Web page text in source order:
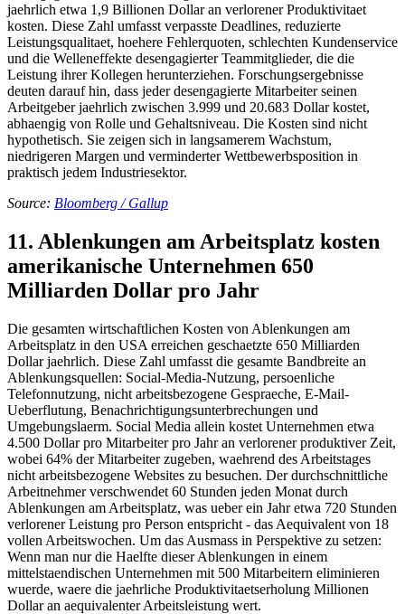
jaehrlich etwa 1,9 Billionen Dollar an verlorener Produktivitaet
kosten. Diese Zahl umfasst verpasste Deadlines, reduzierte
Leistungsqualitaet, hoehere Fehlerquoten, schlechten Kundenservice
und die Welleneffekte desengagierter Teammitglieder, die die
Leistung ihrer Kollegen herunterziehen. Forschungsergebnisse
deuten darauf hin, dass jeder desengagierte Mitarbeiter seinen
Arbeitgeber jaehrlich zwischen 3.999 und 20.683 Dollar kostet,
abhaengig von Rolle und Gehaltsniveau. Die Kosten sind nicht
hypothetisch. Sie zeigen sich in langsamerem Wachstum,
niedrigeren Margen und verminderter Wettbewerbsposition in
praktisch jedem Industriesektor.
Source: Bloomberg / Gallup
11. Ablenkungen am Arbeitsplatz kosten
amerikanische Unternehmen 650
Milliarden Dollar pro Jahr
Die gesamten wirtschaftlichen Kosten von Ablenkungen am
Arbeitsplatz in den USA erreichen geschaetzte 650 Milliarden
Dollar jaehrlich. Diese Zahl umfasst die gesamte Bandbreite an
Ablenkungsquellen: Social-Media-Nutzung, persoenliche
Telefonnutzung, nicht arbeitsbezogene Gespraeche, E-Mail-
Ueberflutung, Benachrichtigungsunterbrechungen und
Umgebungslaerm. Social Media allein kostet Unternehmen etwa
4.500 Dollar pro Mitarbeiter pro Jahr an verlorener produktiver Zeit,
wobei 64% der Mitarbeiter zugeben, waehrend des Arbeitstages
nicht arbeitsbezogene Websites zu besuchen. Der durchschnittliche
Arbeitnehmer verschwendet 60 Stunden jeden Monat durch
Ablenkungen am Arbeitsplatz, was ueber ein Jahr etwa 720 Stunden
verlorener Leistung pro Person entspricht - das Aequivalent von 18
vollen Arbeitswochen. Um das Ausmass in Perspektive zu setzen:
Wenn man nur die Haelfte dieser Ablenkungen in einem
mittelstaendischen Unternehmen mit 500 Mitarbeitern eliminieren
wuerde, waere die jaehrliche Produktivitaetserholung Millionen
Dollar an aequivalenter Arbeitsleistung wert.